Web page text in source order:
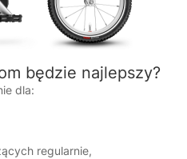
będzie najlepszy?
dla:
regularnie,